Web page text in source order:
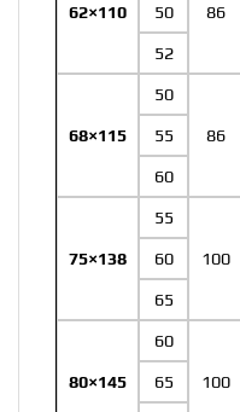
62×110 86
50
52
68×115
50
86
55
60
75×138
55
100
60
65
80×145
60
100
65